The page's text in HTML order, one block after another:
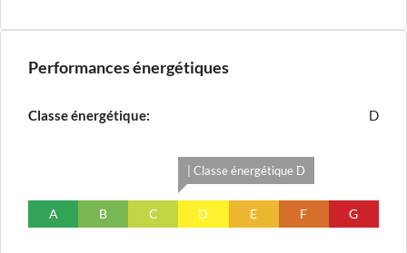
Performances énergétiques
Classe énergétique: D
A B C
| Classe énergétique D
D E F G